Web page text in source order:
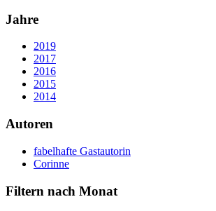
Jahre
2019
2017
2016
2015
2014
Autoren
fabelhafte Gastautorin
Corinne
Filtern nach Monat